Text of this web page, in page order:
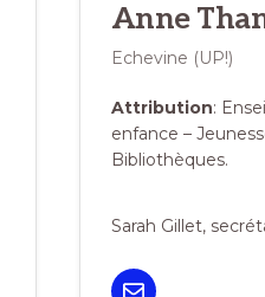
Anne
Echevine (UP!)
Attribution:
enfance –
Bibliothèques.
Sarah Gillet,